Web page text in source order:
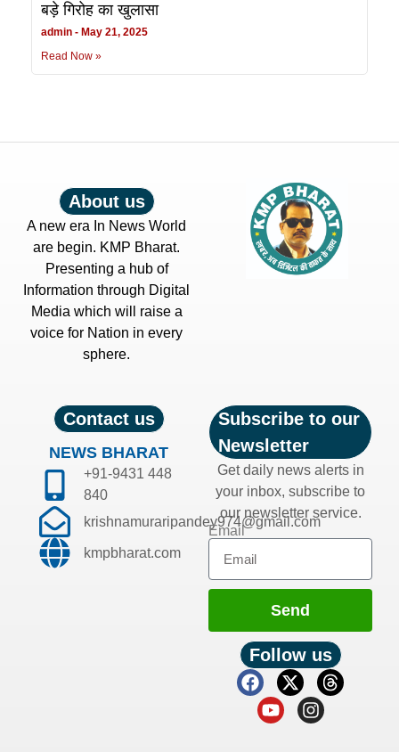
बड़े गिरोह का खुलासा
admin
May 21, 2025
Read Now »
About us
A new era In News World
are begin. KMP Bharat.
Presenting a hub of
Information through Digital
Media which will raise a
voice for Nation in every
sphere.
Contact us
NEWS BHARAT
+91-9431 448
840
krishnamuraripandey974@gmail.com
kmpbharat.com
Subscribe to our
Newsletter
Get daily news alerts in
your inbox, subscribe to
our newsletter service.
Email
Send
Follow us